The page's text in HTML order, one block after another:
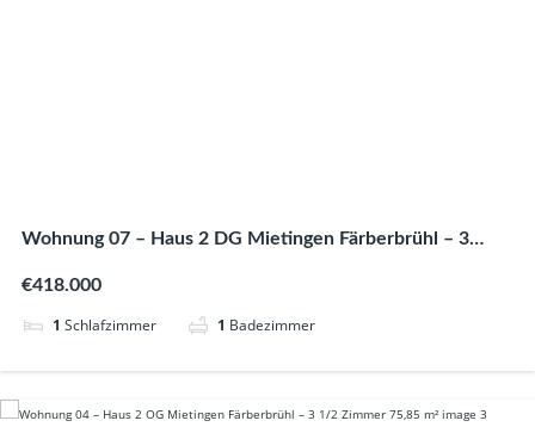
Wohnung 07 – Haus 2 DG Mietingen Färberbrühl – 3
€418.000
1 Schlafzimmer 1 Badezimmer